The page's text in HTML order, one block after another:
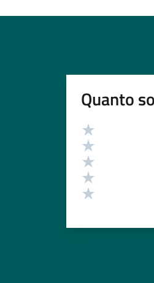
Quanto
Valutazione